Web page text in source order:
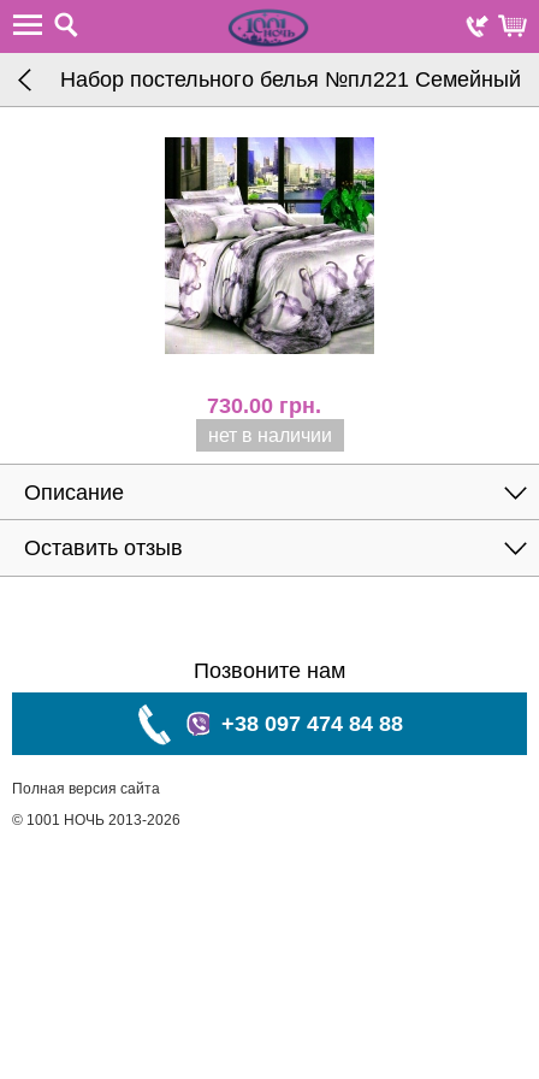
Набор постельного белья №пл221 Семейный
730.00 грн.
нет в наличии
Описание
Оставить отзыв
Позвоните нам
+38 097 474 84 88
Полная версия сайта
© 1001 НОЧЬ 2013-2026